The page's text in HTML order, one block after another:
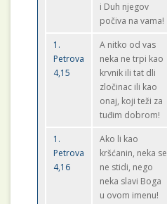
i Duh njegov
počiva na vama!
1.
Petrova
4,15
A nitko od vas
neka ne trpi kao
krvnik ili tat dli
zločinac ili kao
onaj, koji teži za
tuđim dobrom!
1.
Petrova
4,16
Ako li kao
kršćanin, neka se
ne stidi, nego
neka slavi Boga
u ovom imenu!